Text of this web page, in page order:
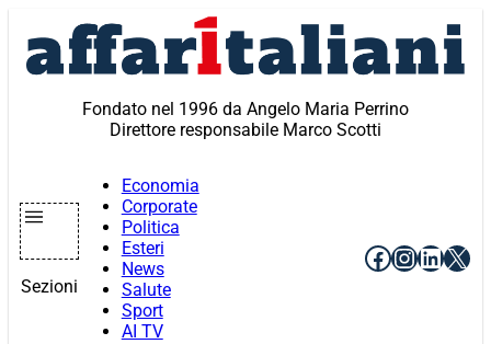
contenuto
Fondato nel 1996 da Angelo Maria Perrino
Direttore responsabile Marco Scotti
Sezioni
Economia
Corporate
Politica
Esteri
News
Salute
Sport
AI TV
Facebook
X